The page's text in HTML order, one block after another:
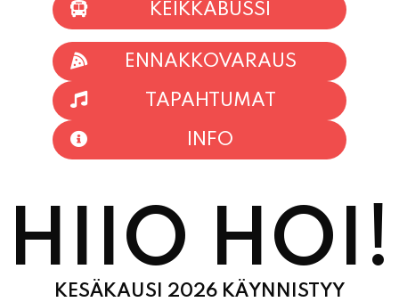
KEIKKABUSSI
ENNAKKOVARAUS
TAPAHTUMAT
INFO
HIIO HOI!
KESÄKAUSI 2026 KÄYNNISTYY